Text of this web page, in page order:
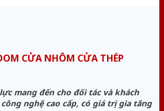
CỬA NHÔM CỬA THÉP
mang đến cho đối tác và khách
nghệ cao cấp, có giá trị gia tăng